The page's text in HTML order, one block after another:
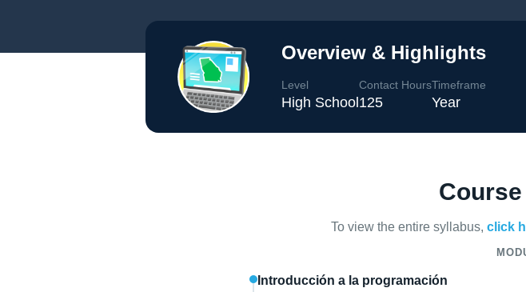
Overview & Highlights
Level
High School
Contact Hours
125
Timeframe
Year
To view the entire syllabus, click
Introducción a la programación